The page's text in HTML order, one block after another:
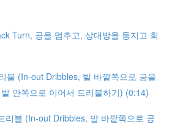
Turn, 공을 멈추고, 상대방을 등지고 회
블 (In-out Dribbles, 발 바깥쪽으로 공을
안쪽으로 이어서 드리블하기) (0:14)
리블 (In-out Dribbles, 발 바깥쪽으로 공